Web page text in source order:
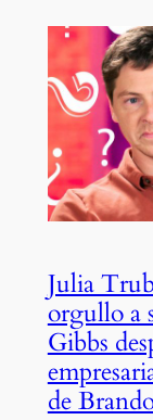
Julia
orgullo a
Gibbs
de